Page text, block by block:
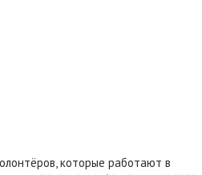
которые работают в